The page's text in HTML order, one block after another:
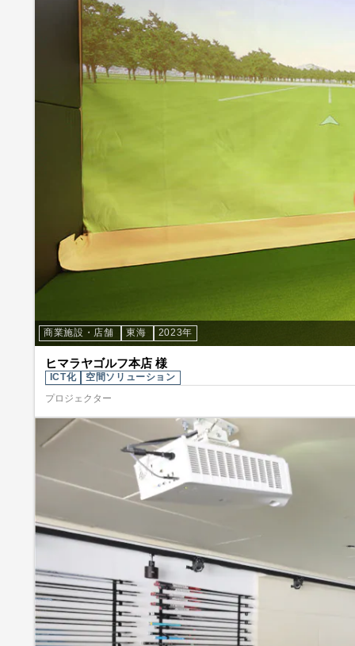
商業施設・店舗 東海 2023年
ヒマラヤゴルフ本店 様
ICT化
空間ソリューション
プロジェクター